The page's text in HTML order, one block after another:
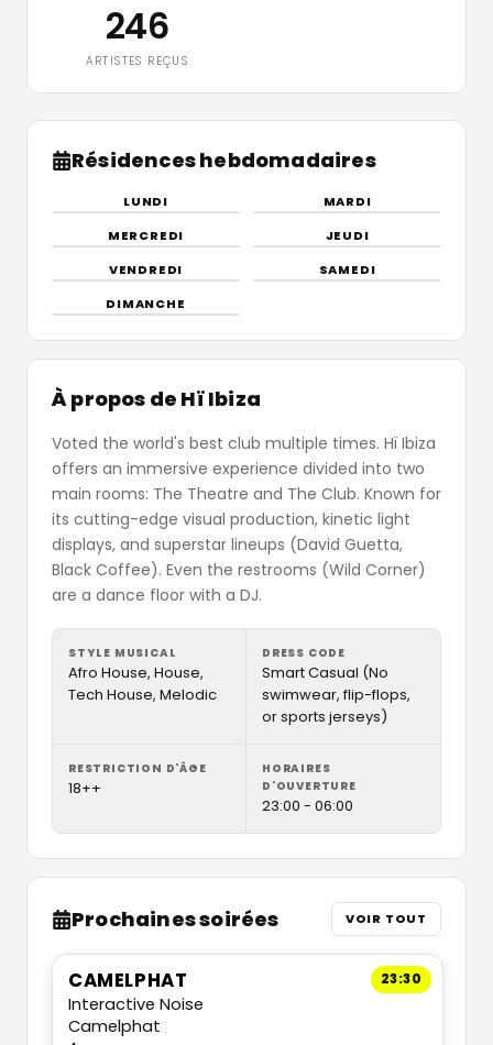
246
ARTISTES REÇUS
Résidences hebdomadaires
LUNDI
MARDI
MERCREDI
JEUDI
VENDREDI
SAMEDI
DIMANCHE
À propos de Hï Ibiza
Voted the world's best club multiple times. Hï Ibiza
offers an immersive experience divided into two
main rooms: The Theatre and The Club. Known for
its cutting-edge visual production, kinetic light
displays, and superstar lineups (David Guetta,
Black Coffee). Even the restrooms (Wild Corner)
are a dance floor with a DJ.
STYLE MUSICAL
Afro House, House,
Tech House, Melodic
DRESS CODE
Smart Casual (No
swimwear, flip-flops,
or sports jerseys)
RESTRICTION D'ÂGE
18++
HORAIRES
D'OUVERTURE
23:00 - 06:00
Prochaines soirées VOIR TOUT
23:30
CAMELPHAT
Interactive Noise
Camelphat